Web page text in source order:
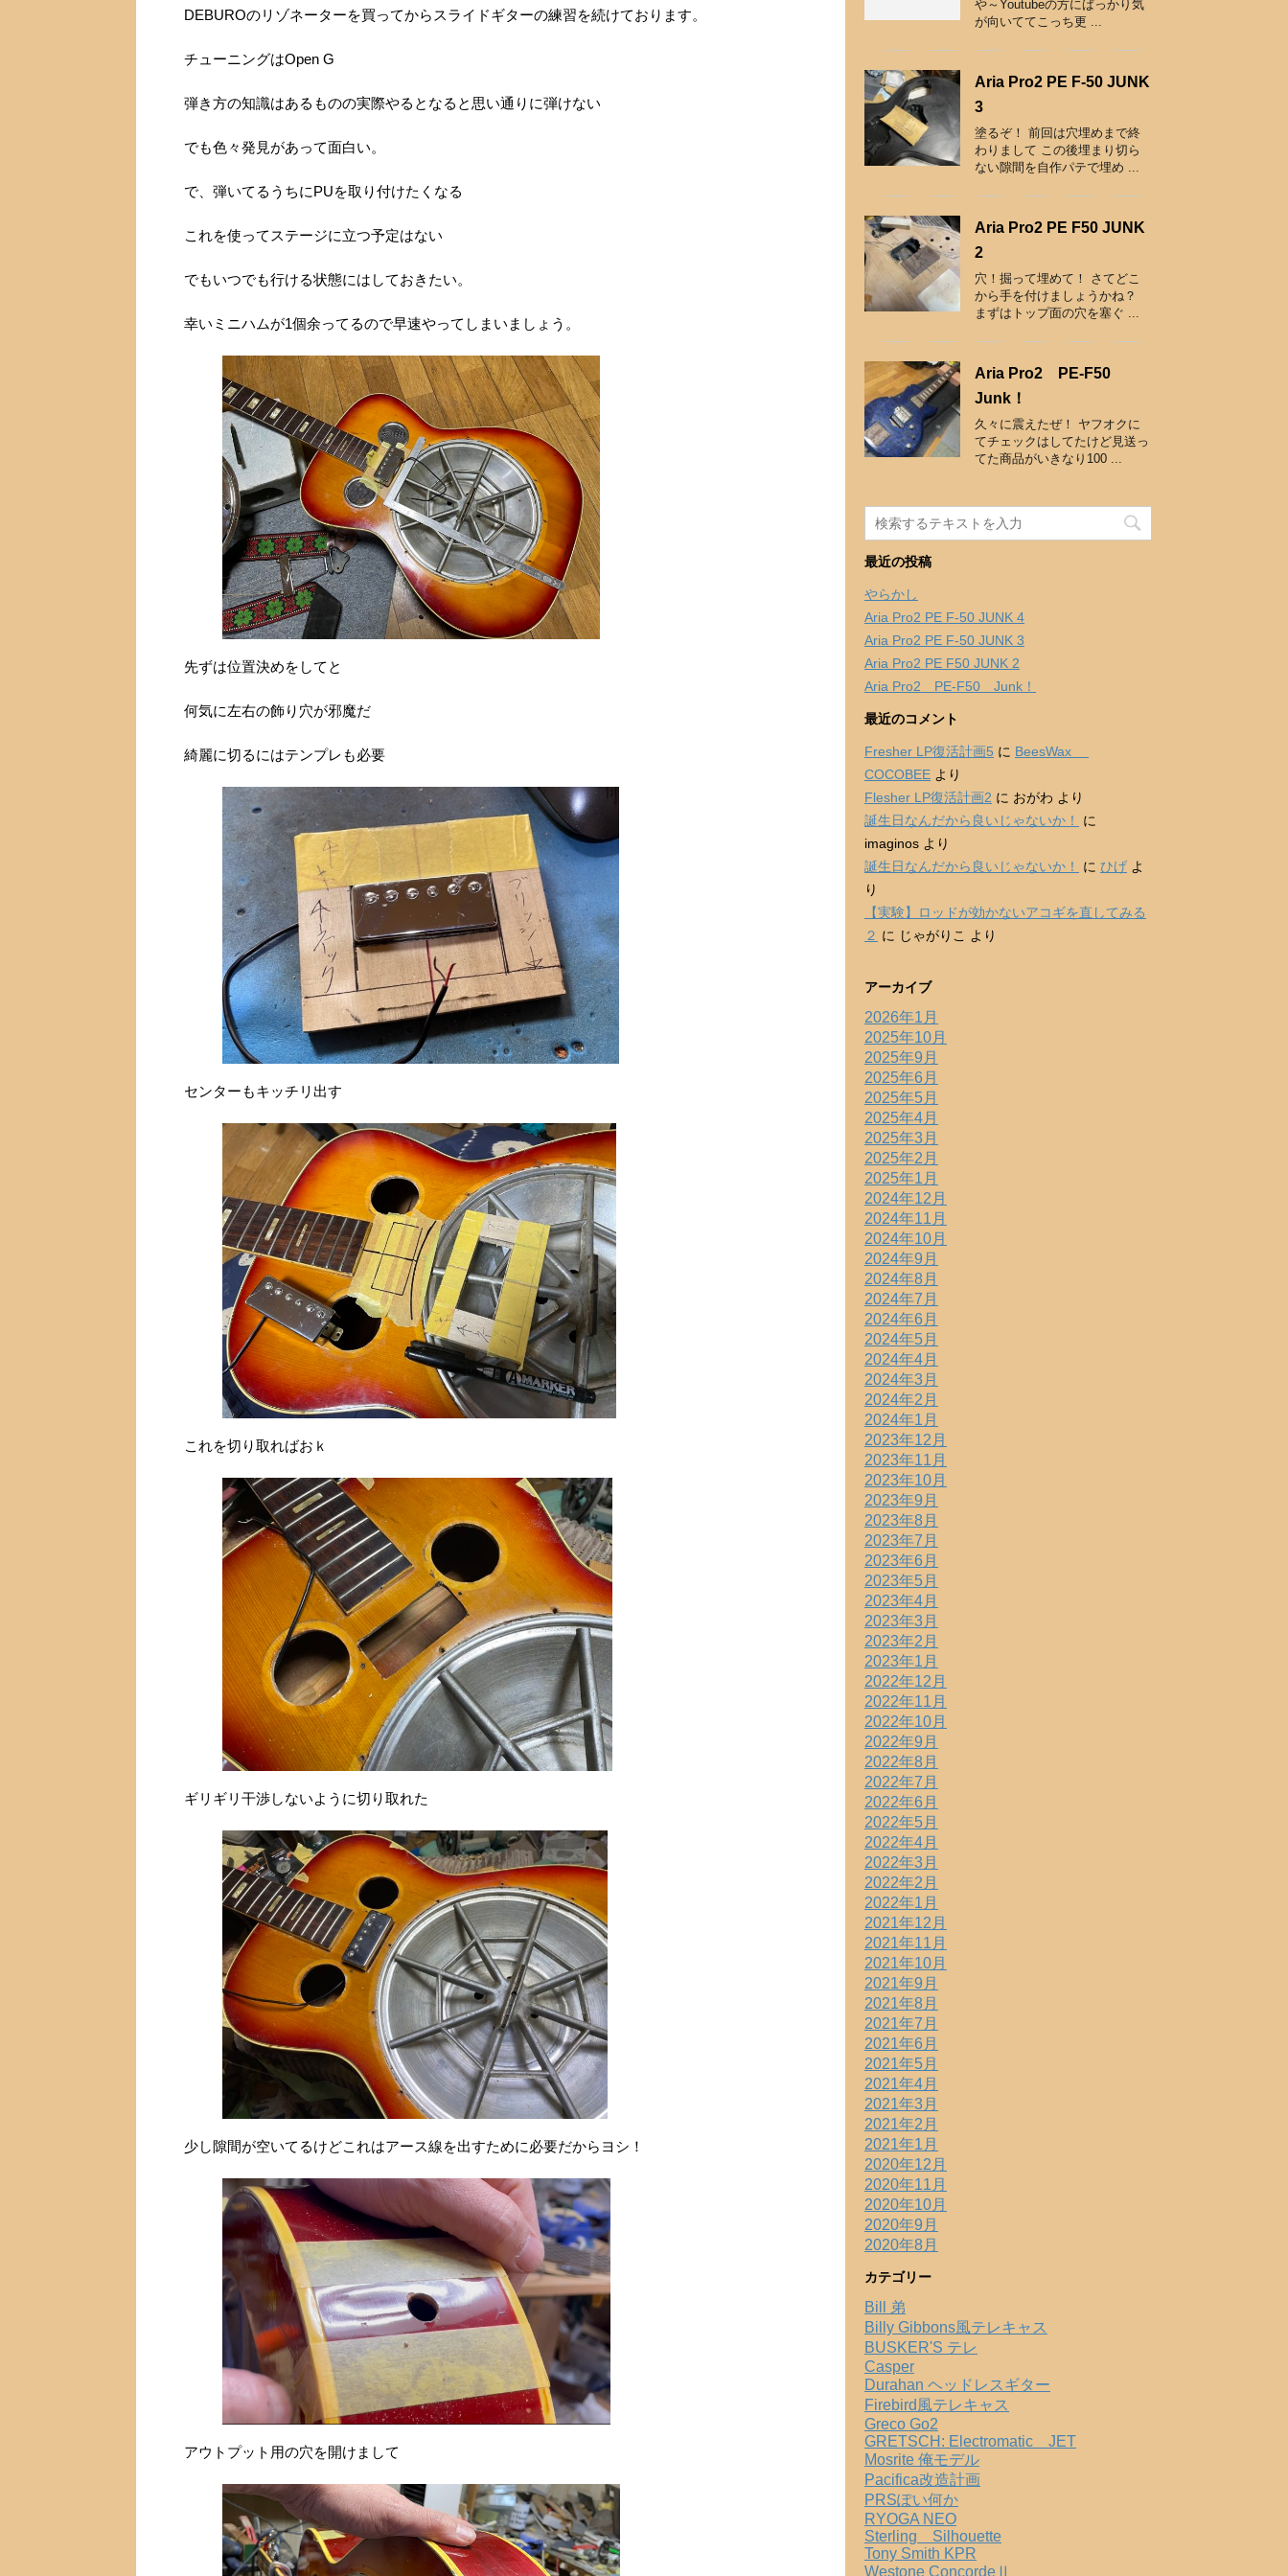
DEBUROのリゾネーターを買ってからスライドギターの練習を続けております。
チューニングはOpen G
弾き方の知識はあるものの実際やるとなると思い通りに弾けない
でも色々発見があって面白い。
で、弾いてるうちにPUを取り付けたくなる
これを使ってステージに立つ予定はない
でもいつでも行ける状態にはしておきたい。
幸いミニハムが1個余ってるので早速やってしまいましょう。
先ずは位置決めをしてと
何気に左右の飾り穴が邪魔だ
綺麗に切るにはテンプレも必要
センターもキッチリ出す
これを切り取ればおｋ
ギリギリ干渉しないように切り取れた
少し隙間が空いてるけどこれはアース線を出すために必要だからヨシ！
アウトプット用の穴を開けまして
や～Youtubeの方にばっかり気
が向いててこっち更 ...
Aria Pro2 PE F-50 JUNK
3
塗るぞ！ 前回は穴埋めまで終
わりまして この後埋まり切ら
ない隙間を自作パテで埋め ...
Aria Pro2 PE F50 JUNK
2
穴！掘って埋めて！ さてどこ
から手を付けましょうかね？
まずはトップ面の穴を塞ぐ ...
Aria Pro2 PE-F50
Junk！
久々に震えたぜ！ ヤフオクに
てチェックはしてたけど見送っ
てた商品がいきなり100 ...
最近の投稿
やらかし
Aria Pro2 PE F-50 JUNK 4
Aria Pro2 PE F-50 JUNK 3
Aria Pro2 PE F50 JUNK 2
Aria Pro2 PE-F50 Junk！
最近のコメント
Fresher LP復活計画5 に BeesWax
COCOBEE より
Flesher LP復活計画2 に おがわ より
誕生日なんだから良いじゃないか！
に
imaginos より
誕生日なんだから良いじゃないか！
に ひげ よ
り
【実験】ロッドが効かないアコギを直してみる
２ に じゃがりこ より
アーカイブ
2026年1月
2025年10月
2025年9月
2025年6月
2025年5月
2025年4月
2025年3月
2025年2月
2025年1月
2024年12月
2024年11月
2024年10月
2024年9月
2024年8月
2024年7月
2024年6月
2024年5月
2024年4月
2024年3月
2024年2月
2024年1月
2023年12月
2023年11月
2023年10月
2023年9月
2023年8月
2023年7月
2023年6月
2023年5月
2023年4月
2023年3月
2023年2月
2023年1月
2022年12月
2022年11月
2022年10月
2022年9月
2022年8月
2022年7月
2022年6月
2022年5月
2022年4月
2022年3月
2022年2月
2022年1月
2021年12月
2021年11月
2021年10月
2021年9月
2021年8月
2021年7月
2021年6月
2021年5月
2021年4月
2021年3月
2021年2月
2021年1月
2020年12月
2020年11月
2020年10月
2020年9月
2020年8月
カテゴリー
Bill 弟
Billy Gibbons風テレキャス
BUSKER'S テレ
Casper
Durahan ヘッドレスギター
Firebird風テレキャス
Greco Go2
GRETSCH: Electromatic JET
Mosrite 俺モデル
Pacifica改造計画
PRSぽい何か
RYOGA NEO
Sterling Silhouette
Tony Smith KPR
Westone ConcordeⅡ